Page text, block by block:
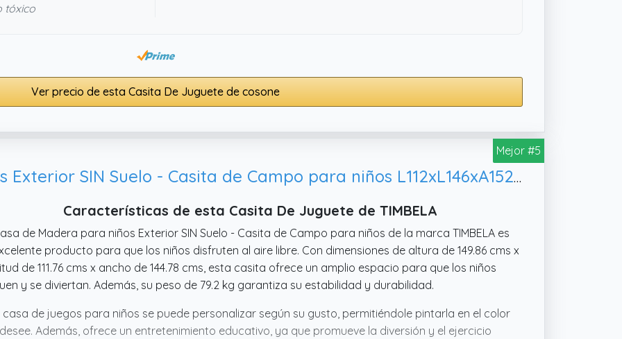
tóxico
Ver precio de esta Casita De Juguete de cosone
Mejor #5
Casa de Madera para niños Exterior SIN Suelo - Casita de Campo para niños L112xL146xA152 cm/ 1,1m2 Casa de Juguete de Exteriores - Casa Jardin niños Madera TIMBELA M550-1
Características de esta Casita De Juguete de TIMBELA
de Madera para niños Exterior SIN Suelo - Casita de Campo para niños de la marca TIMBELA es
producto para que los niños disfruten al aire libre. Con dimensiones de altura de 149.86 cms x
de 111.76 cms x ancho de 144.78 cms, esta casita ofrece un amplio espacio para que los niños
y se diviertan. Además, su peso de 79.2 kg garantiza su estabilidad y durabilidad.
casa de juegos para niños se puede personalizar según su gusto, permitiéndole pintarla en el color
Además, ofrece un entretenimiento educativo, ya que promueve la diversión y el ejercicio